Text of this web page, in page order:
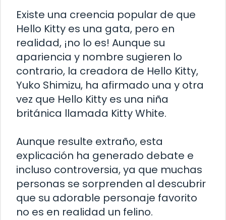
Existe una creencia popular de que
Hello Kitty es una gata, pero en
realidad, ¡no lo es! Aunque su
apariencia y nombre sugieren lo
contrario, la creadora de Hello Kitty,
Yuko Shimizu, ha afirmado una y otra
vez que Hello Kitty es una niña
británica llamada Kitty White.
Aunque resulte extraño, esta
explicación ha generado debate e
incluso controversia, ya que muchas
personas se sorprenden al descubrir
que su adorable personaje favorito
no es en realidad un felino.